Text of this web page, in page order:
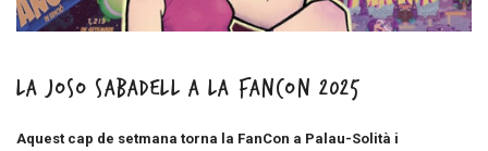
La Joso Sabadell a la FanCon 2025
Aquest cap de setmana torna la FanCon a Palau-Solità i